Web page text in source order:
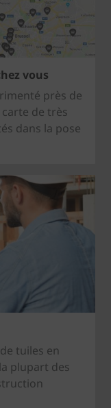
vous
près de
de très
dans la pose
tuiles en
plupart des